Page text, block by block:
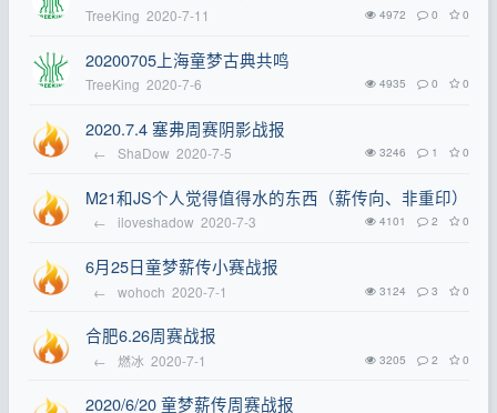
TreeKing 2020-7-11 4972 0 0
20200705上海童梦古典共鸣
TreeKing 2020-7-6 4935 0 0
2020.7.4 塞弗周赛阴影战报
← ShaDow 2020-7-5 3246 1 0
M21和JS个人觉得值得水的东西（薪传向、非重印）
← iloveshadow 2020-7-3 4101 2 0
6月25日童梦薪传小赛战报
← wohoch 2020-7-1 3124 3 0
合肥6.26周赛战报
← 燃冰 2020-7-1 3205 2 0
2020/6/20 童梦薪传周赛战报